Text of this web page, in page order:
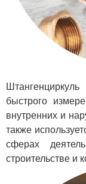
быстрого
внутренних и
также
сферах
строительстве и